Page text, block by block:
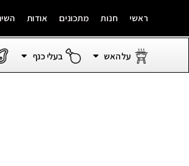
ראשי חנות מתכונים אודות
על האש בעלי כנף